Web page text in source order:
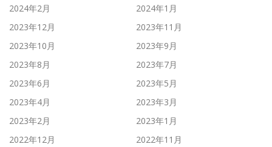
2024年2月
2024年1月
2023年12月
2023年11月
2023年10月
2023年9月
2023年8月
2023年7月
2023年6月
2023年5月
2023年4月
2023年3月
2023年2月
2023年1月
2022年12月
2022年11月